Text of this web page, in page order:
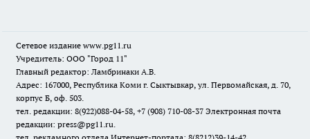
Сетевое издание www.pg11.ru
Учредитель: ООО "Город 11"
Главный редактор: Ламбринаки А.В.
Адрес: 167000, Республика Коми г. Сыктывкар, ул. Первомайская, д. 70,
корпус Б, оф. 503.
тел. редакции: 8(922)088-04-58, +7 (908) 710-08-37 Электронная почта
редакции: press@pg11.ru.